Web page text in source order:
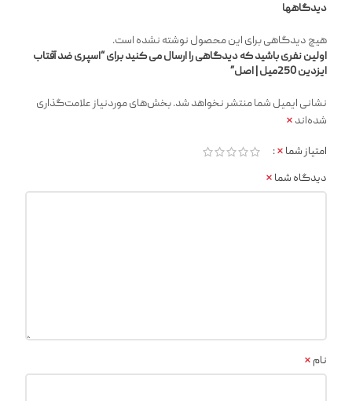
دیدگاهها
هیچ دیدگاهی برای این محصول نوشته نشده است.
اولین نفری باشید که دیدگاهی را ارسال می کنید برای “اسپری ضد آفتاب
ایزدین 250میل | اصل”
نشانی ایمیل شما منتشر نخواهد شد.بخش‌های موردنیاز علامت‌گذاری
شده‌اند *
امتیاز شما *
دیدگاه شما *
نام *